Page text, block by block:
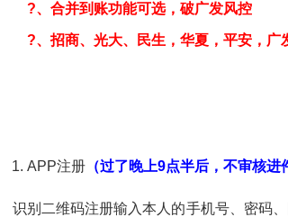
?、合并到账功能可选，破广发风控
?、招商、光大、民生，华夏，平安，广
APP注册 （过了晚上9点半后，不审核进
识别二维码注册输入本人的手机号、密码